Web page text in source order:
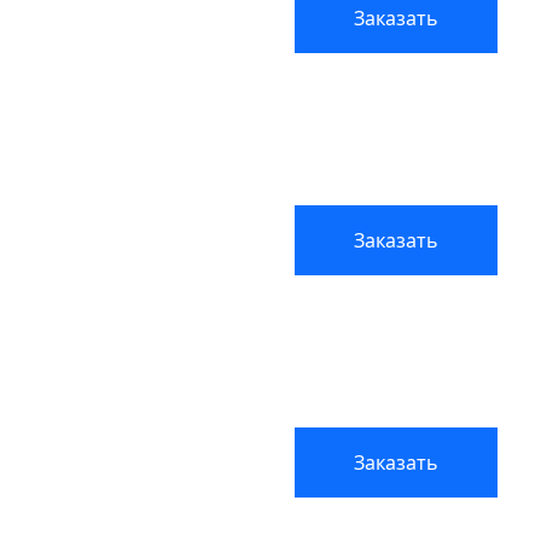
Заказать
Заказать
Заказать